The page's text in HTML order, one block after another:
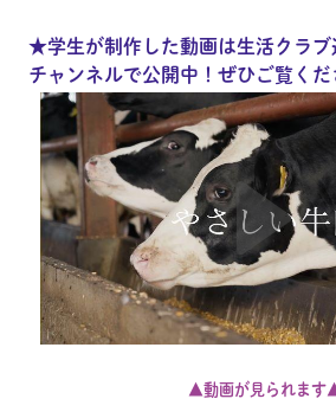
★学生が制作した動画は生活クラブ
チャンネルで公開中！ぜひご覧くだ
▲動画が見られます